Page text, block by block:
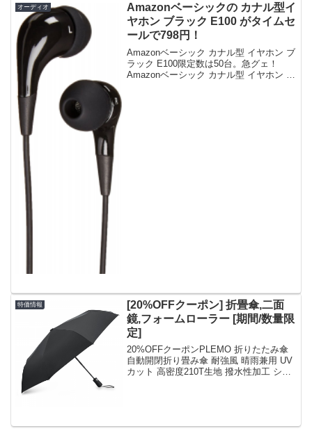
オーディオ
Amazonベーシックの カナル型イ
ヤホン ブラック E100 がタイムセ
ールで798円！
Amazonベーシック カナル型 イヤホン ブ
ラック E100限定数は50台。急グェ！
Amazonベーシック カナル型 イヤホン ブ
特価情報
[20%OFFクーポン] 折畳傘,二面
鏡,フォームローラー [期間/数量限
定]
20%OFFクーポンPLEMO 折りたたみ傘
自動開閉折り畳み傘 耐強風 晴雨兼用 UV
カット 高密度210T生地 撥水性加工 シン